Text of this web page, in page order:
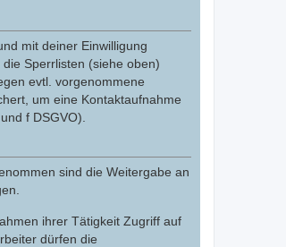
mit deiner Einwilligung
Sperrlisten (siehe oben)
evtl. vorgenommene
um eine Kontaktaufnahme
f DSGVO).
sind die Weitergabe an
ihrer Tätigkeit Zugriff auf
dürfen die